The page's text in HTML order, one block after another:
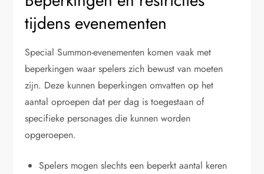
tijdens evenementen
Special Summon-evenementen komen vaak met
beperkingen waar spelers zich bewust van moeten
zijn. Deze kunnen beperkingen omvatten op het
aantal oproepen dat per dag is toegestaan of
specifieke personages die kunnen worden
opgeroepen.
Spelers mogen slechts een beperkt aantal keren